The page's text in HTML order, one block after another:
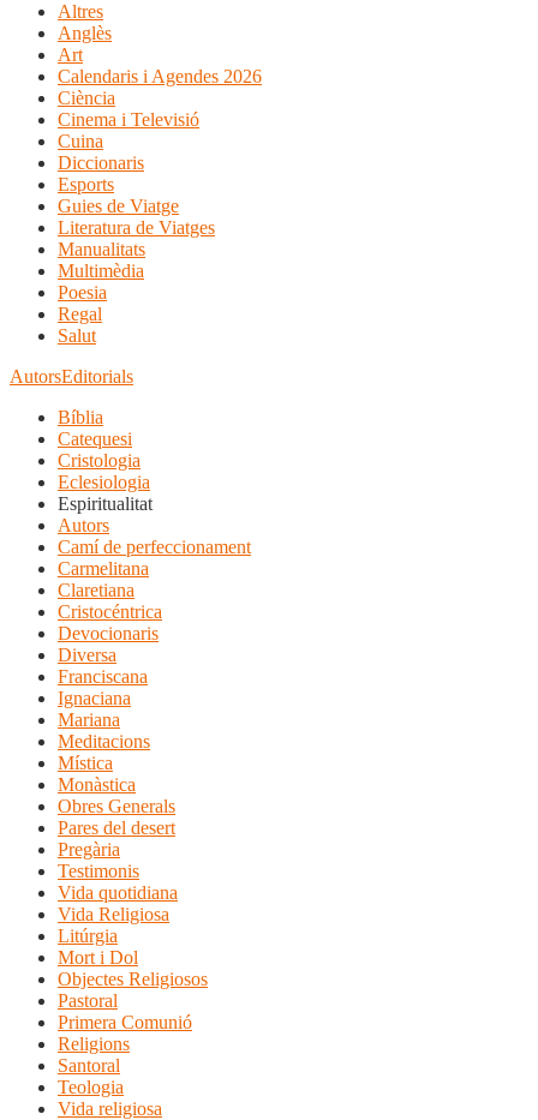
Altres
Anglès
Art
Calendaris i Agendes 2026
Ciència
Cinema i Televisió
Cuina
Diccionaris
Esports
Guies de Viatge
Literatura de Viatges
Manualitats
Multimèdia
Poesia
Regal
Salut
AutorsEditorials
Bíblia
Catequesi
Cristologia
Eclesiologia
Espiritualitat
Autors
Camí de perfeccionament
Carmelitana
Claretiana
Cristocéntrica
Devocionaris
Diversa
Franciscana
Ignaciana
Mariana
Meditacions
Mística
Monàstica
Obres Generals
Pares del desert
Pregària
Testimonis
Vida quotidiana
Vida Religiosa
Litúrgia
Mort i Dol
Objectes Religiosos
Pastoral
Primera Comunió
Religions
Santoral
Teologia
Vida religiosa